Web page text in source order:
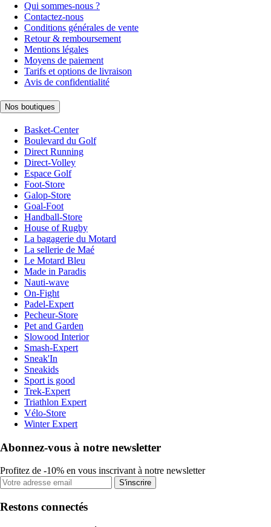
Qui sommes-nous ?
Contactez-nous
Conditions générales de vente
Retour & remboursement
Mentions légales
Moyens de paiement
Tarifs et options de livraison
Avis de confidentialité
Nos boutiques
Basket-Center
Boulevard du Golf
Direct Running
Direct-Volley
Espace Golf
Foot-Store
Galop-Store
Goal-Foot
Handball-Store
House of Rugby
La bagagerie du Motard
La sellerie de Maé
Le Motard Bleu
Made in Paradis
Nauti-wave
On-Fight
Padel-Expert
Pecheur-Store
Pet and Garden
Slowood Interior
Smash-Expert
Sneak'In
Sneakids
Sport is good
Trek-Expert
Triathlon Expert
Vélo-Store
Winter Expert
Abonnez-vous à notre newsletter
Profitez de -10% en vous inscrivant à notre newsletter
S'inscrire
Restons connectés